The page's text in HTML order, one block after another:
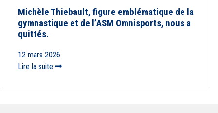
Michèle Thiebault, figure emblématique de la
gymnastique et de l’ASM Omnisports, nous a
quittés.
12 mars 2026
Lire la suite